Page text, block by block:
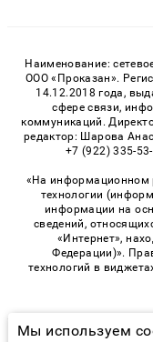
Наименование:
ООО «Проказан».
14.12.2018 года,
сфере связи,
коммуникаций.
редактор: Шарова
+7 (922) 335-
«На информационном
технологии
информации на
сведений,
«Интернет»,
Федерации)».
технологий в
Мы используем